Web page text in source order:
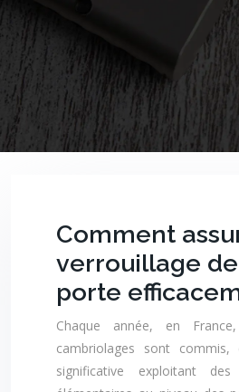
Comment
verrouillage
porte
Chaque année, en
cambriolages sont
significative exploitant